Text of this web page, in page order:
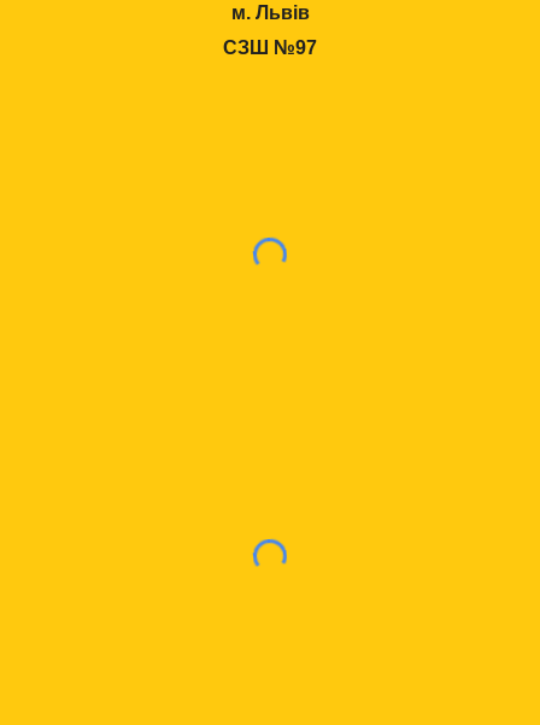
м. Львів
СЗШ №97